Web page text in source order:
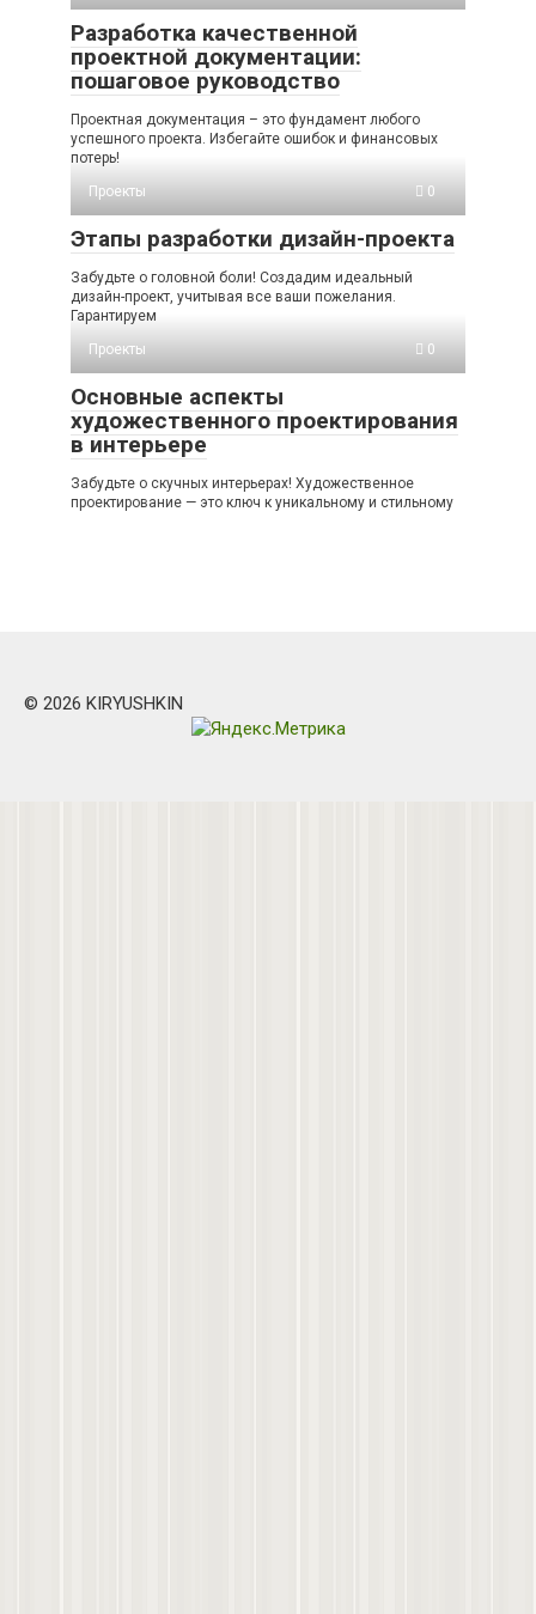
Разработка качественной
проектной документации:
пошаговое руководство
Проектная документация – это фундамент любого
успешного проекта. Избегайте ошибок и финансовых
потерь!
Проекты
0
Этапы разработки дизайн-проекта
Забудьте о головной боли! Создадим идеальный
дизайн-проект, учитывая все ваши пожелания.
Гарантируем
Проекты
0
Основные аспекты
художественного проектирования
в интерьере
Забудьте о скучных интерьерах! Художественное
проектирование — это ключ к уникальному и стильному
© 2026 KIRYUSHKIN